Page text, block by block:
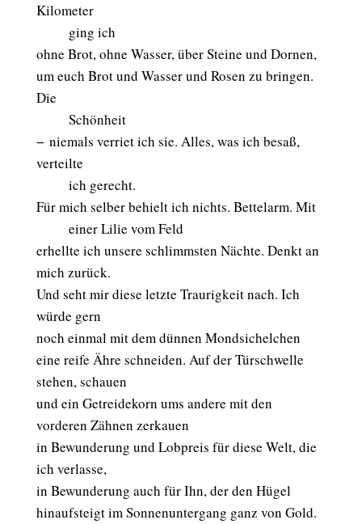
Kilometer
ging ich
ohne Brot, ohne Wasser, über Steine und Dornen,
um euch Brot und Wasser und Rosen zu bringen.
Die
Schönheit
− niemals verriet ich sie. Alles, was ich besaß,
verteilte
ich gerecht.
Für mich selber behielt ich nichts. Bettelarm. Mit
einer Lilie vom Feld
erhellte ich unsere schlimmsten Nächte. Denkt an
mich zurück.
Und seht mir diese letzte Traurigkeit nach. Ich
würde gern
noch einmal mit dem dünnen Mondsichelchen
eine reife Ähre schneiden. Auf der Türschwelle
stehen, schauen
und ein Getreidekorn ums andere mit den
vorderen Zähnen zerkauen
in Bewunderung und Lobpreis für diese Welt, die
ich verlasse,
in Bewunderung auch für Ihn, der den Hügel
hinaufsteigt im Sonnenuntergang ganz von Gold.